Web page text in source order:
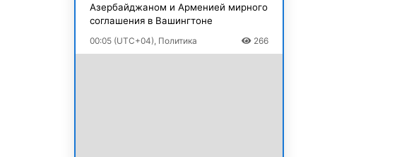
Азербайджаном и Арменией мирного
соглашения в Вашингтоне
00:05 (UTC+04), Политика 266